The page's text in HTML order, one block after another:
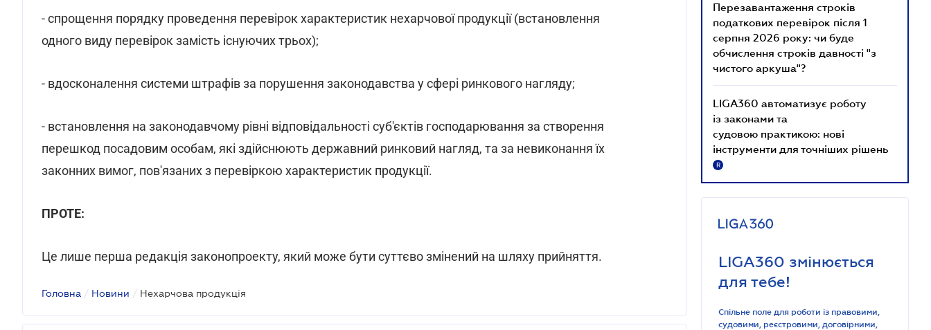
- спрощення порядку проведення перевірок характеристик нехарчової продукції (встановлення
одного виду перевірок замість існуючих трьох);
- вдосконалення системи штрафів за порушення законодавства у сфері ринкового нагляду;
- встановлення на законодавчому рівні відповідальності суб'єктів господарювання за створення
перешкод посадовим особам, які здійснюють державний ринковий нагляд, та за невиконання їх
законних вимог, пов'язаних з перевіркою характеристик продукції.
ПРОТЕ:
Це лише перша редакція законопроекту, який може бути суттєво змінений на шляху прийняття.
Головна / Новини / Нехарчова продукція
Перезавантаження строків
податкових перевірок після 1
серпня 2026 року: чи буде
обчислення строків давності "з
чистого аркуша"?
LIGA360 автоматизує роботу
із законами та
судовою практикою: нові
інструменти для точніших рішень
R
LIGA360 змінюється
для тебе!
Спільне поле для роботи із правовими,
судовими, реєстровими, договірними,